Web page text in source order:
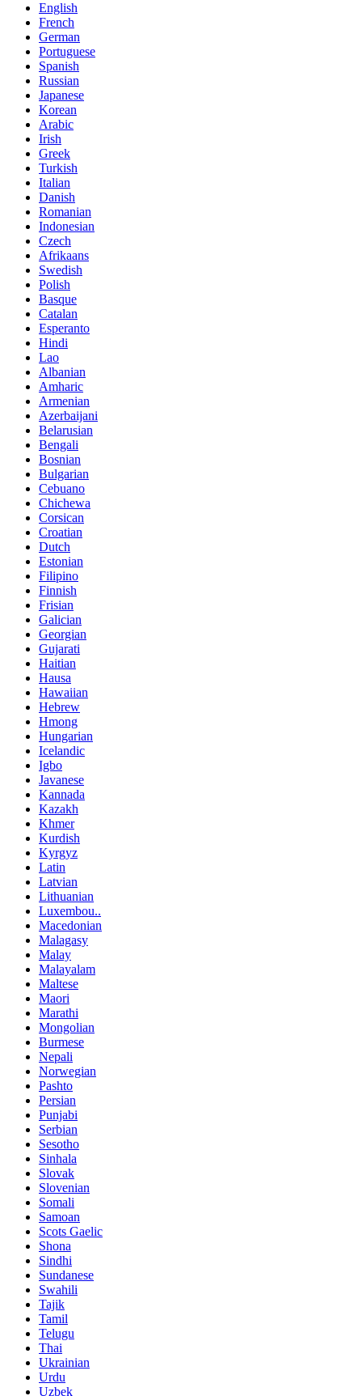
English
French
German
Portuguese
Spanish
Russian
Japanese
Korean
Arabic
Irish
Greek
Turkish
Italian
Danish
Romanian
Indonesian
Czech
Afrikaans
Swedish
Polish
Basque
Catalan
Esperanto
Hindi
Lao
Albanian
Amharic
Armenian
Azerbaijani
Belarusian
Bengali
Bosnian
Bulgarian
Cebuano
Chichewa
Corsican
Croatian
Dutch
Estonian
Filipino
Finnish
Frisian
Galician
Georgian
Gujarati
Haitian
Hausa
Hawaiian
Hebrew
Hmong
Hungarian
Icelandic
Igbo
Javanese
Kannada
Kazakh
Khmer
Kurdish
Kyrgyz
Latin
Latvian
Lithuanian
Luxembou..
Macedonian
Malagasy
Malay
Malayalam
Maltese
Maori
Marathi
Mongolian
Burmese
Nepali
Norwegian
Pashto
Persian
Punjabi
Serbian
Sesotho
Sinhala
Slovak
Slovenian
Somali
Samoan
Scots Gaelic
Shona
Sindhi
Sundanese
Swahili
Tajik
Tamil
Telugu
Thai
Ukrainian
Urdu
Uzbek